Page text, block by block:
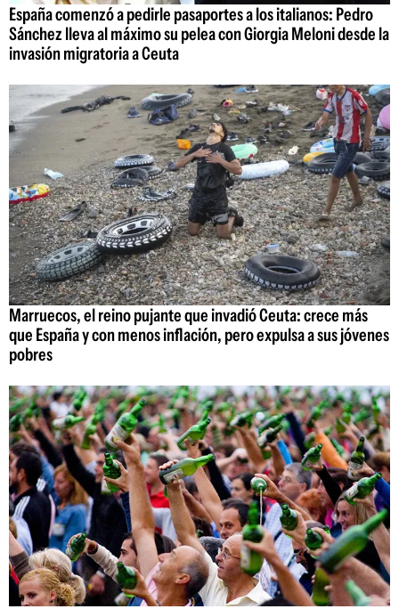
España comenzó a pedirle pasaportes a los italianos: Pedro
Sánchez lleva al máximo su pelea con Giorgia Meloni desde la
invasión migratoria a Ceuta
Marruecos, el reino pujante que invadió Ceuta: crece más
que España y con menos inflación, pero expulsa a sus jóvenes
pobres